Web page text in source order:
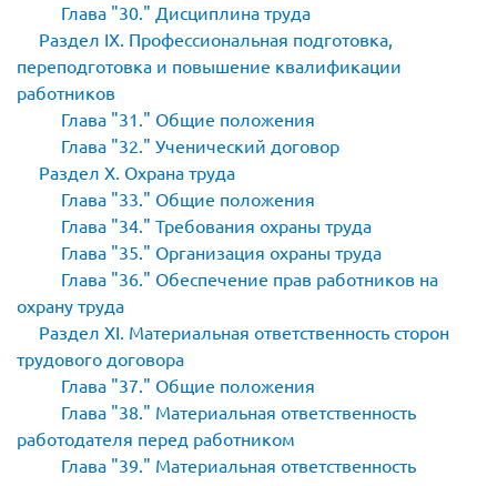
Глава 30.
Дисциплина труда
Раздел IX. Профессиональная подготовка,
переподготовка и повышение квалификации
работников
Глава 31.
Общие положения
Глава 32. Ученический договор
Раздел X. Охрана труда
Глава 33.
Общие положения
Глава 34. Требования охраны труда
Глава 35.
Организация охраны труда
Глава 36.
Обеспечение прав работников на
охрану труда
Раздел XI. Материальная ответственность сторон
трудового договора
Глава 37.
Общие положения
Глава 38.
Материальная ответственность
работодателя перед работником
Глава 39.
Материальная ответственность